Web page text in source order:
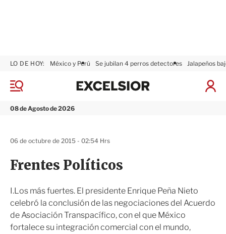
M
n
08 de Agosto de 2026
LO DE HOY: México y Perú Se jubilan 4 perros detectores Jalapeños
I
n
x
Frentes Políticos
I.Los más fuertes. El presidente Enrique Peña Nieto
celebró la conclusión de las negociaciones del Acuerdo
de Asociación Transpacífico, con el que México
fortalece su integración comercial con el mundo,
06 de octubre de 2015 - 02:54 Hrs